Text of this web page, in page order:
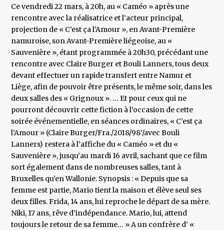
Ce vendredi 22 mars, à 20h, au « Caméo » après une
rencontre avec la réalisatrice et l’acteur principal,
projection de « C’est ça l’Amour », en Avant-Première
namuroise, son Avant-Première liégeoise, au «
Sauvenière », étant programmée à 20h30, précédant une
rencontre avec Claire Burger et Bouli Lanners, tous deux
devant effectuer un rapide transfert entre Namur et
Liège, afin de pouvoir être présents, le même soir, dans les
deux salles des « Grignoux ». … Et pour ceux qui ne
pourront découvrir cette fiction à l’occasion de cette
soirée événementielle, en séances ordinaires, « C’est ça
l’Amour » (Claire Burger/Fra./2018/98’/avec Bouli
Lanners) restera à l’affiche du « Caméo » et du «
Sauvenière », jusqu’au mardi 16 avril, sachant que ce film
sort également dans de nombreuses salles, tant à
Bruxelles qu’en Wallonie. Synopsis : « Depuis que sa
femme est partie, Mario tient la maison et élève seul ses
deux filles. Frida, 14 ans, lui reproche le départ de sa mère.
Niki, 17 ans, rêve d’indépendance. Mario, lui, attend
toujours le retour de sa femme… » A un confrère d’ «